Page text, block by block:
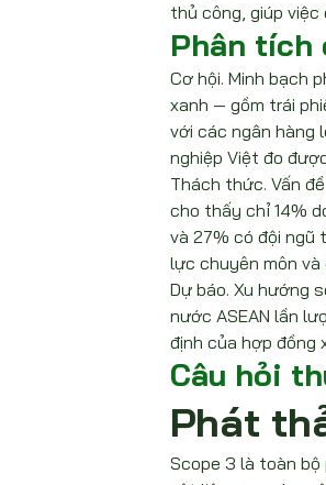
thủ công, giúp
Phân tích
Cơ hội. Minh bạch
xanh — gồm trái
với các ngân hàng
nghiệp Việt đo
Thách thức. Vấn
cho thấy chỉ 14%
và 27% có đội ngũ
lực chuyên môn
Dự báo. Xu hướng
nước ASEAN lần
định của hợp
Câu hỏi
Phát
Scope 3 là toàn